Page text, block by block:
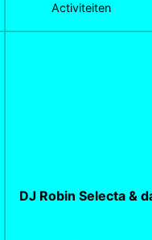
Activiteiten
DJ Robin Selecta &